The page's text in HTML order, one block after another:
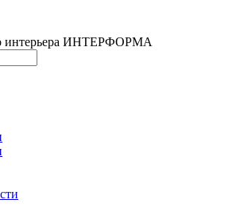
интерьера ИНТЕРФОРМА